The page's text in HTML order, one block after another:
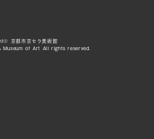
京都市京セラ美術館
Museum of Art All rights reserved.